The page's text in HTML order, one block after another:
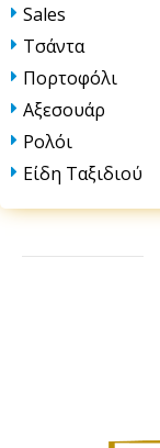
Sales
Τσάντα
Πορτοφόλι
Αξεσουάρ
Ρολόι
Είδη Ταξιδιού